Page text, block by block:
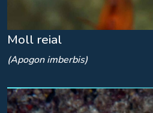
Moll reial
(Apogon imberbis)